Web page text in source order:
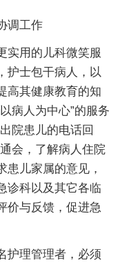
调工作
实用的儿科微笑服
护士包干病人，以
高其健康教育的知
病人为中心”的服务
院患儿的电话回
会，了解病人住院
患儿家属的意见，
诊科以及其它各临
价与反馈，促进急
护理管理者，必须